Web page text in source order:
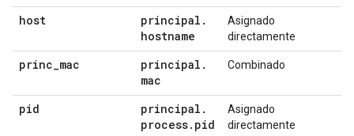
host principal .
hostname
Asignado
directamente
princ_mac principal .
mac
Combinado
pid principal .
process. pid
Asignado
directamente